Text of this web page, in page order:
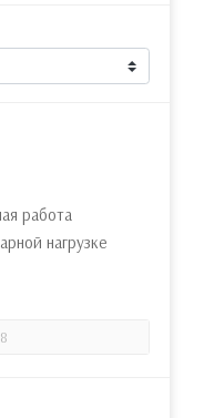
работа
нагрузке